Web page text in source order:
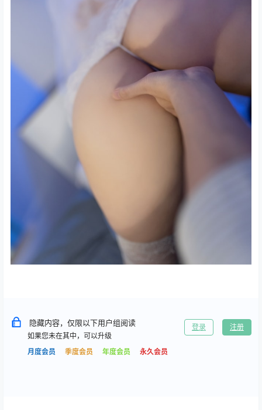
隐藏内容，仅限以下用户组阅读
如果您未在其中，可以升级
月度会员
季度会员 年度会员 永久会员
登录 注册